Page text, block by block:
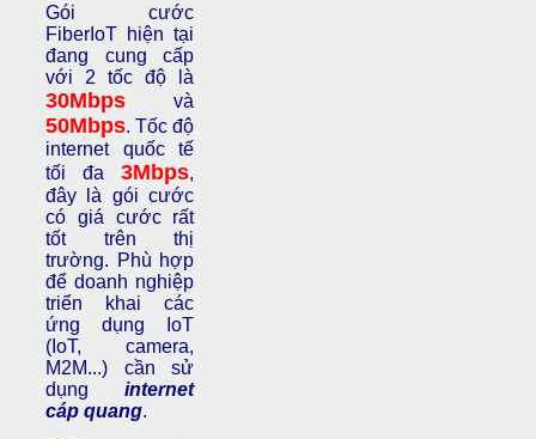
Gói cước
FiberIoT hiện tại
đang cung cấp
với 2 tốc độ là
30Mbps và
50Mbps. Tốc độ
internet quốc tế
tối đa3Mbps,
đây là gói cước
có giá cước rất
tốt trên thị
trường. Phù hợp
để doanh nghiệp
triển khai các
ứng dụng IoT
(IoT, camera,
M2M...) cần sử
dụnginternet
cáp quang.